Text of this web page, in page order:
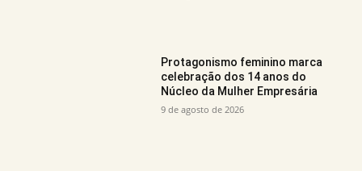
Protagonismo feminino marca
celebração dos 14 anos do
Núcleo da Mulher Empresária
9 de agosto de 2026